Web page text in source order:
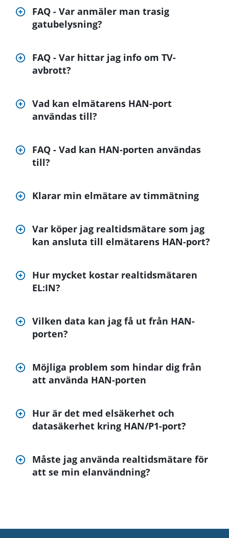
FAQ - Var anmäler man trasig
gatubelysning?
FAQ - Var hittar jag info om TV-
avbrott?
Vad kan elmätarens HAN-port
användas till?
FAQ - Vad kan HAN-porten användas
till?
Klarar min elmätare av timmätning
Var köper jag realtidsmätare som jag
kan ansluta till elmätarens HAN-port?
Hur mycket kostar realtidsmätaren
EL:IN?
Vilken data kan jag få ut från HAN-
porten?
Möjliga problem som hindar dig från
att använda HAN-porten
Hur är det med elsäkerhet och
datasäkerhet kring HAN/P1-port?
Måste jag använda realtidsmätare för
att se min elanvändning?